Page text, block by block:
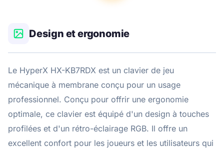
Design et ergonomie
Le HyperX HX-KB7RDX est un clavier de jeu
mécanique à membrane conçu pour un usage
professionnel. Conçu pour offrir une ergonomie
optimale, ce clavier est équipé d'un design à touches
profilées et d'un rétro-éclairage RGB. Il offre un
excellent confort pour les joueurs et les utilisateurs qui